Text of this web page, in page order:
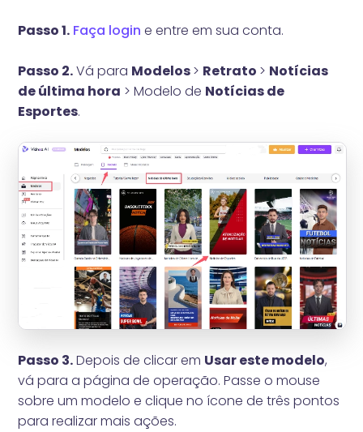
Passo 1. Faça login e entre em sua conta.
Passo 2.Vá para Modelos> Retrato > Notícias
de última hora > Modelo de Notícias de
Esportes.
Passo 3.Depois de clicar em Usar este modelo,
vá para a página de operação. Passe o mouse
sobre um modelo e clique no ícone de três pontos
para realizar mais ações.